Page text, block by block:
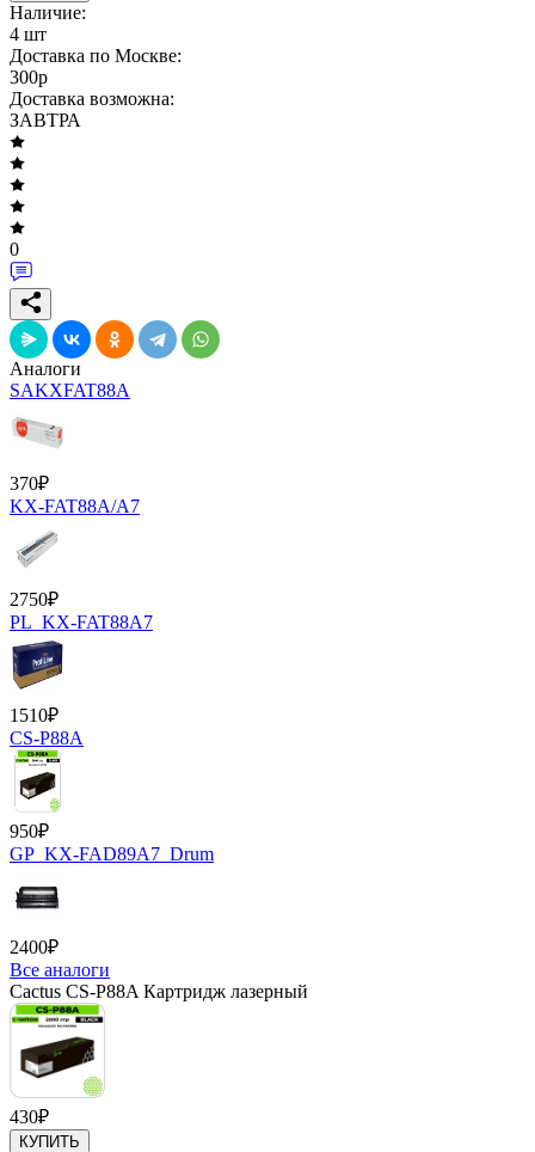
Наличие:
4 шт
Доставка по Москве:
300p
Доставка возможна:
ЗАВТРА
0
Аналоги
SAKXFAT88A
370₽
KX-FAT88A/A7
2750₽
PL_KX-FAT88A7
1510₽
CS-P88A
950₽
GP_KX-FAD89A7_Drum
2400₽
Все аналоги
Cactus CS-P88A Картридж лазерный
430₽
КУПИТЬ